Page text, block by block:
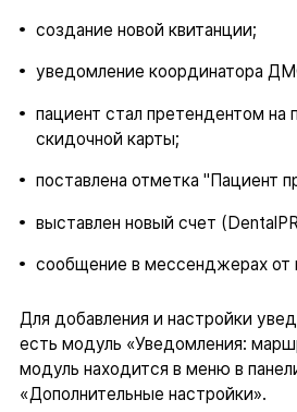
создание новой квитанции;
уведомление координатора
пациент стал претендентом на
скидочной карты;
поставлена отметка "Пациент
выставлен новый счет
сообщение в мессенджерах от
Для добавления и настройки
есть модуль «Уведомления:
модуль находится в меню в
«Дополнительные настройки».